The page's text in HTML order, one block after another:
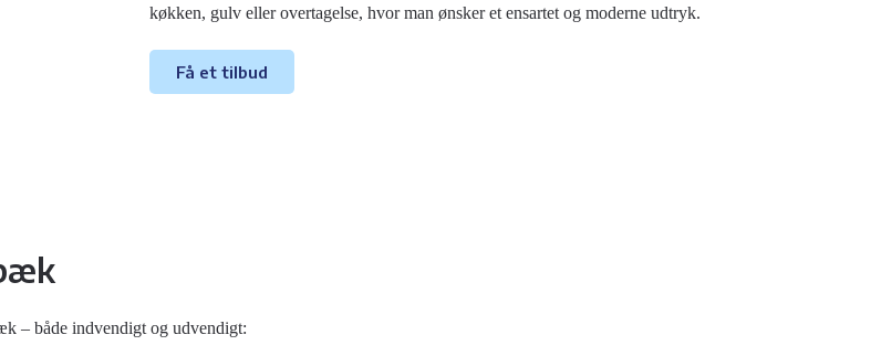
køkken, gulv eller overtagelse, hvor man ønsker et ensartet og moderne udtryk.
Få et tilbud
– både indvendigt og udvendigt: